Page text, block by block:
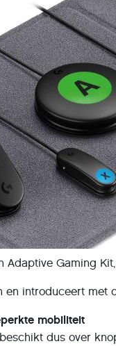
Adaptive Gaming
en introduceert
mobiliteit
dus over